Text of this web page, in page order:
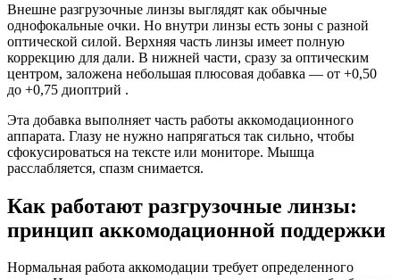
Внешне разгрузочные линзы выглядят как обычные
однофокальные очки. Но внутри линзы есть зоны с разной
оптической силой. Верхняя часть линзы имеет полную
коррекцию для дали. В нижней части, сразу за оптическим
центром, заложена небольшая плюсовая добавка — от +0,50
до +0,75 диоптрий .
Эта добавка выполняет часть работы аккомодационного
аппарата. Глазу не нужно напрягаться так сильно, чтобы
сфокусироваться на тексте или мониторе. Мышца
расслабляется, спазм снимается.
Как работают разгрузочные линзы:
принцип аккомодационной поддержки
Нормальная работа аккомодации требует определенного